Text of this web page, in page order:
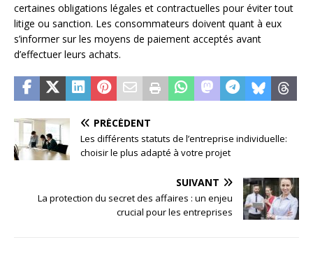
certaines obligations légales et contractuelles pour éviter tout
litige ou sanction. Les consommateurs doivent quant à eux
s’informer sur les moyens de paiement acceptés avant
d’effectuer leurs achats.
PRÉCÉDENT
Les différents statuts de l’entreprise individuelle:
choisir le plus adapté à votre projet
SUIVANT
La protection du secret des affaires : un enjeu
crucial pour les entreprises